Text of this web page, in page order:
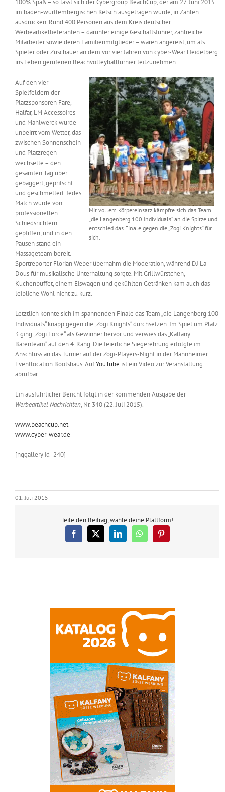
Kontakt
Messen & Events
Unternehmen
Wissen
Product Guide
Jobshop
Suche
nach:
100% Spaß – so lässt sich der Cybergroup BeachCup, der am 27. Juni 2015
im baden-württembergischen Ketsch ausgetragen wurde, in Zahlen
ausdrücken. Rund 400 Personen aus dem Kreis deutscher
Werbeartikellieferanten – darunter einige Geschäftsführer, zahlreiche
Mitarbeiter sowie deren Familienmitglieder – waren angereist, um als
Spieler oder Zuschauer an dem vor vier Jahren von cyber-Wear Heidelberg
ins Leben gerufenen Beachvolleyballturnier teilzunehmen.
Mit vollem Körpereinsatz kämpfte sich das Team
„die Langenberg 100 Individuals“ an die Spitze und
entschied das Finale gegen die „Zogi Knights“ für
sich.
Auf den vier
Spielfeldern der
Platzsponsoren Fare,
Halfar, LM Accessoires
und Mahlwerck wurde –
unbeirrt vom Wetter, das
zwischen Sonnenschein
und Platzregen
wechselte – den
gesamten Tag über
gebaggert, gepritscht
und geschmettert. Jedes
Match wurde von
professionellen
Schiedsrichtern
gepfiffen, und in den
Pausen stand ein
Massageteam bereit.
Sportreporter Florian Weber übernahm die Moderation, während DJ La
Dous für musikalische Unterhaltung sorgte. Mit Grillwürstchen,
Kuchenbuffet, einem Eiswagen und gekühlten Getränken kam auch das
leibliche Wohl nicht zu kurz.
Letztlich konnte sich im spannenden Finale das Team „die Langenberg 100
Individuals“ knapp gegen die „Zogi Knights“ durchsetzen. Im Spiel um Platz
3 ging „Zogi Force“ als Gewinner hervor und verwies das „Kalfany
Bärenteam“ auf den 4. Rang. Die feierliche Siegerehrung erfolgte im
Anschluss an das Turnier auf der Zogi-Players-Night in der Mannheimer
Eventlocation Bootshaus. AufYouTube ist ein Video zur Veranstaltung
abrufbar.
Ein ausführlicher Bericht folgt in der kommenden Ausgabe der
Werbeartikel Nachrichten, Nr. 340 (22. Juli 2015).
www.beachcup.net
www.cyber-wear.de
[nggallery id=240]
01. Juli 2015
Teile den Beitrag, wähle deine Plattform!
Facebook
X LinkedInWhatsAppPinterest